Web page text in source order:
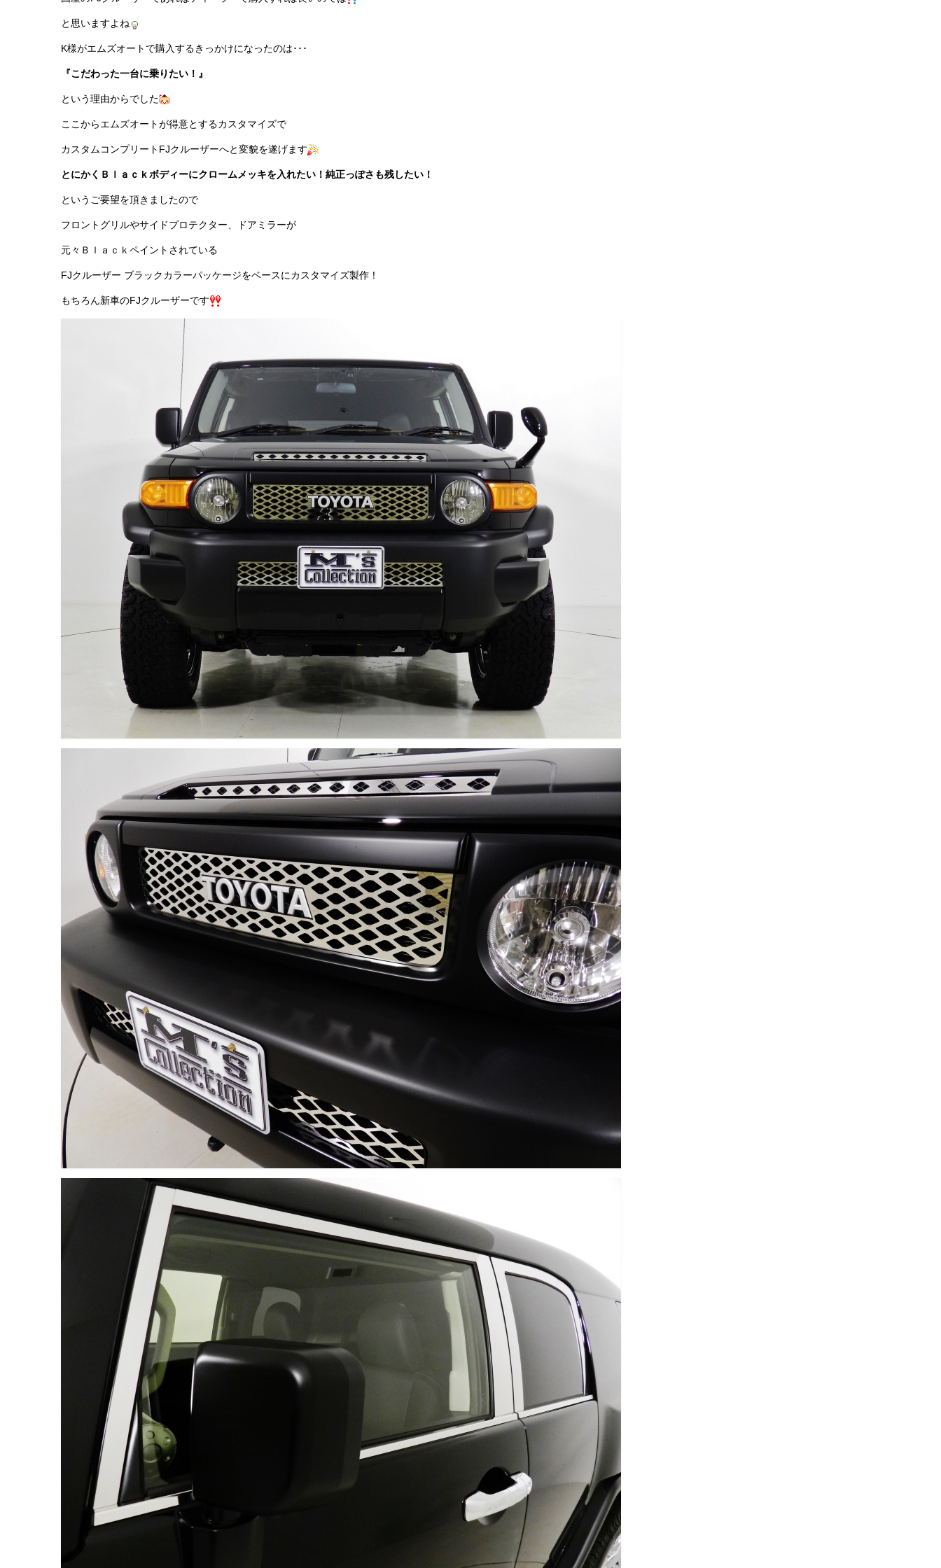
と思いますよね
K様がエムズオートで購入するきっかけになったのは･･･
『こだわった一台に乗りたい！』
という理由からでした
ここからエムズオートが得意とするカスタマイズで
カスタムコンプリートFJクルーザーへと変貌を遂げます
とにかくＢｌａｃｋボディーにクロームメッキを入れたい！純正っぽさも残したい！
というご要望を頂きましたので
フロントグリルやサイドプロテクター、ドアミラーが
元々Ｂｌａｃｋペイントされている
FJクルーザー ブラックカラーパッケージをベースにカスタマイズ製作！
もちろん新車のFJクルーザーです